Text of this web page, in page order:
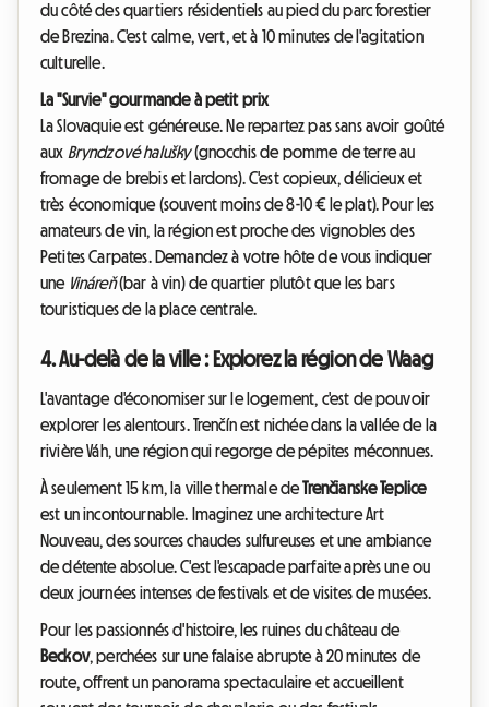
du côté des quartiers résidentiels au pied du parc forestier
de Brezina. C'est calme, vert, et à 10 minutes de l'agitation
culturelle.
La "Survie" gourmande à petit prix
La Slovaquie est généreuse. Ne repartez pas sans avoir goûté
aux Bryndzové halušky(gnocchis de pomme de terre au
fromage de brebis et lardons). C'est copieux, délicieux et
très économique (souvent moins de 8-10 € le plat). Pour les
amateurs de vin, la région est proche des vignobles des
Petites Carpates. Demandez à votre hôte de vous indiquer
une Vináreň(bar à vin) de quartier plutôt que les bars
touristiques de la place centrale.
4. Au-delà de la ville : Explorez la région de Waag
L'avantage d'économiser sur le logement, c'est de pouvoir
explorer les alentours. Trenčín est nichée dans la vallée de la
rivière Váh, une région qui regorge de pépites méconnues.
À seulement 15 km, la ville thermale deTrenčianske Teplice
est un incontournable. Imaginez une architecture Art
Nouveau, des sources chaudes sulfureuses et une ambiance
de détente absolue. C'est l'escapade parfaite après une ou
deux journées intenses de festivals et de visites de musées.
Pour les passionnés d'histoire, les ruines du château de
Beckov, perchées sur une falaise abrupte à 20 minutes de
route, offrent un panorama spectaculaire et accueillent